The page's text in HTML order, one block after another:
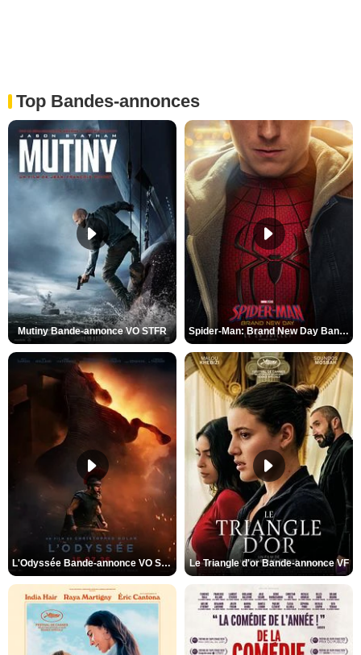
Top Bandes-annonces
Mutiny Bande-annonce VO STFR Spider-Man: Brand New Day Bande-annonce VO STFR
L'Odyssée Bande-annonce VO STFR Le Triangle d'or Bande-annonce VF